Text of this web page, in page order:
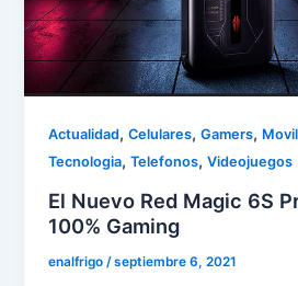
Actualidad,Celulares,Gamers,
Tecnologia,Telefonos,Videojuegos
El Nuevo Red Magic 6S
100% Gaming
enalfrigo /septiembre 6, 2021